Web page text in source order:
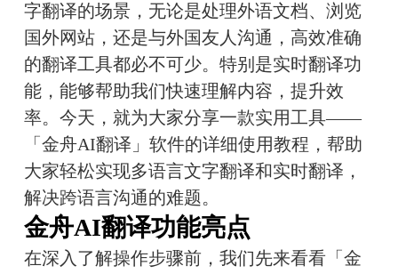
字翻译的场景，无论是处理外语文档、浏览
国外网站，还是与外国友人沟通，高效准确
的翻译工具都必不可少。特别是实时翻译功
能，能够帮助我们快速理解内容，提升效
率。今天，就为大家分享一款实用工具——
「金舟AI翻译」软件的详细使用教程，帮助
大家轻松实现多语言文字翻译和实时翻译，
解决跨语言沟通的难题。
金舟AI翻译功能亮点
在深入了解操作步骤前，我们先来看看「金